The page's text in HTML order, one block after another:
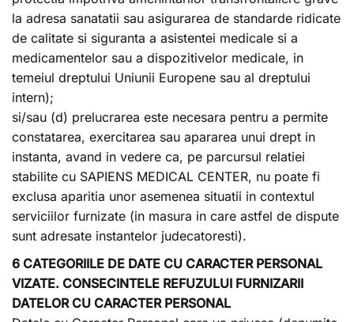
la adresa sanatatii sau asigurarea de standarde ridicate
de calitate si siguranta a asistentei medicale si a
medicamentelor sau a dispozitivelor medicale, in
temeiul dreptului Uniunii Europene sau al dreptului
intern);
si/sau (d) prelucrarea este necesara pentru a permite
constatarea, exercitarea sau apararea unui drept in
instanta, avand in vedere ca, pe parcursul relatiei
stabilite cu SAPIENS MEDICAL CENTER, nu poate fi
exclusa aparitia unor asemenea situatii in contextul
serviciilor furnizate (in masura in care astfel de dispute
sunt adresate instantelor judecatoresti).
6 CATEGORIILE DE DATE CU CARACTER PERSONAL
VIZATE. CONSECINTELE REFUZULUI FURNIZARII
DATELOR CU CARACTER PERSONAL